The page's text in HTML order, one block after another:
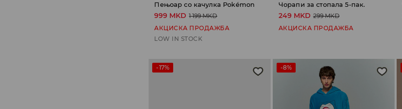
Пењоар со качулка Pokémon
999 MKD 1 199 MKD
АКЦИСКА ПРОДАЖБА
LOW IN STOCK
Чорапи за стопала 5-пак.
249 MKD 299 MKD
АКЦИСКА ПРОДАЖБА
-17% -8%